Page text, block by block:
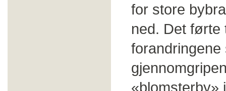
for store
ned. Det førte
«blomsterby»